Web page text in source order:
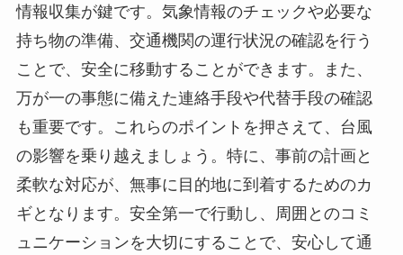
情報収集が鍵です。気象情報のチェックや必要な
持ち物の準備、交通機関の運行状況の確認を行う
ことで、安全に移動することができます。また、
万が一の事態に備えた連絡手段や代替手段の確認
も重要です。これらのポイントを押さえて、台風
の影響を乗り越えましょう。特に、事前の計画と
柔軟な対応が、無事に目的地に到着するためのカ
ギとなります。安全第一で行動し、周囲とのコミ
ュニケーションを大切にすることで、安心して通